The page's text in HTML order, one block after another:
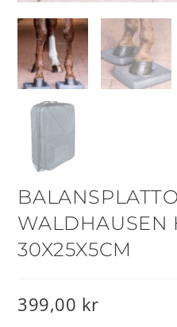
WALDHAUSEN
30X25X5CM
399,00 kr